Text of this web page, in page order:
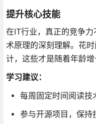
提升核心技能
在IT行业，真正的竞争
术原理的深刻理解。花
计，这些才是随着年龄增
学习建议：
每周固定时间阅读技
参与开源项目，保持